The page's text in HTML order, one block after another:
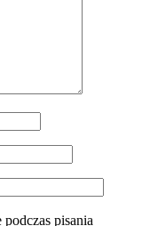
pisania